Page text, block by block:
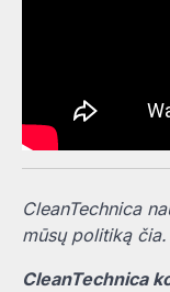
CleanTechnica
mūsų politiką čia.
CleanTechnica